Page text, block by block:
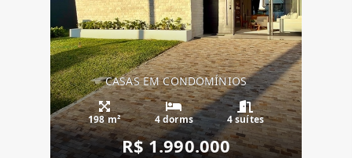
CASAS EM CONDOMÍNIOS
198 m² 4 dorms 4 suítes
R$ 1.990.000